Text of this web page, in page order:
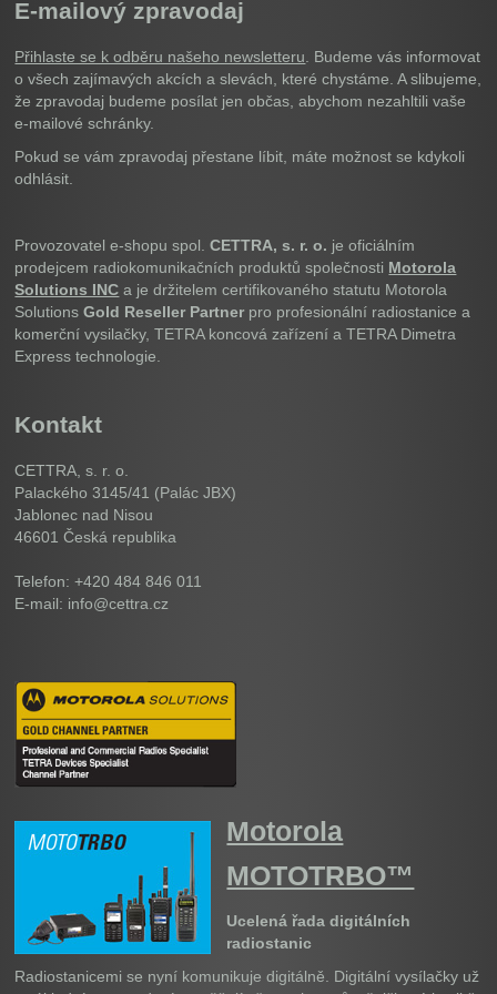
E-mailový zpravodaj
Přihlaste se k odběru našeho newsletteru . Budeme vás informovat
o všech zajímavých akcích a slevách, které chystáme. A slibujeme,
že zpravodaj budeme posílat jen občas, abychom nezahltili vaše
e-mailové schránky.
Pokud se vám zpravodaj přestane líbit, máte možnost se kdykoli
odhlásit.
Provozovatel e-shopu spol.CETTRA, s. r. o. je oficiálním
prodejcem radiokomunikačních produktů společnosti Motorola
Solutions INC a je držitelem certifikovaného statutu Motorola
SolutionsGold Reseller Partner pro profesionální radiostanice a
komerční vysilačky, TETRA koncová zařízení a TETRA Dimetra
Express technologie.
Kontakt
CETTRA, s. r. o.
Palackého 3145/41 (Palác JBX)
Jablonec nad Nisou
46601Česká republika
Telefon: +420 484 846 011
E-mail: info@cettra.cz
Motorola
MOTOTRBO™
Ucelená řada digitálních
radiostanic
Radiostanicemi se nyní komunikuje digitálně. Digitální vysílačky už